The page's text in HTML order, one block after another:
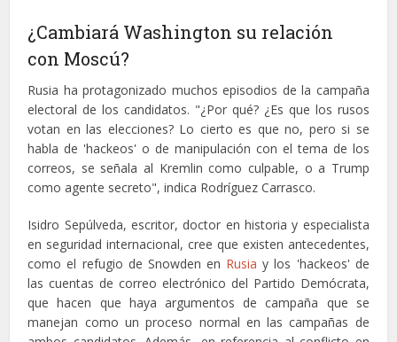
¿Cambiará Washington su relación
con Moscú?
Rusia ha protagonizado muchos episodios de la campaña
electoral de los candidatos. "¿Por qué? ¿Es que los rusos
votan en las elecciones? Lo cierto es que no, pero si se
habla de 'hackeos' o de manipulación con el tema de los
correos, se señala al Kremlin como culpable, o a Trump
como agente secreto", indica Rodríguez Carrasco.
Isidro Sepúlveda, escritor, doctor en historia y especialista
en seguridad internacional, cree que existen antecedentes,
como el refugio de Snowden en Rusia y los 'hackeos' de
las cuentas de correo electrónico del Partido Demócrata,
que hacen que haya argumentos de campaña que se
manejan como un proceso normal en las campañas de